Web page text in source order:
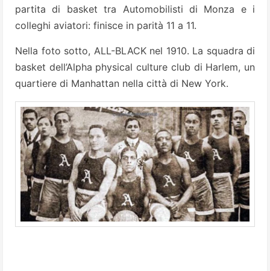
partita di basket tra Automobilisti di Monza e i
colleghi aviatori: finisce in parità 11 a 11.
Nella foto sotto, ALL-BLACK nel 1910. La squadra di
basket dell’Alpha physical culture club di Harlem, un
quartiere di Manhattan nella città di New York.